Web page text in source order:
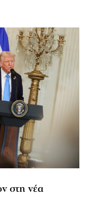
στη νέα